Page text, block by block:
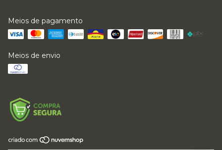
Meios de pagamento
Meios de envio